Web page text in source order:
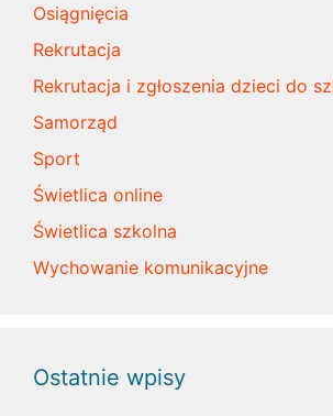
Osiągnięcia
Rekrutacja
Rekrutacja i zgłoszenia dzieci do
Samorząd
Sport
Świetlica online
Świetlica szkolna
Wychowanie komunikacyjne
Ostatnie wpisy